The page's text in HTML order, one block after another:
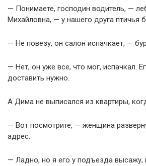
— Понимаете, господин водитель, —
Михайловна, — у нашего друга птичья
— Не повезу, он салон испачкает, —
— Нет, он уже все, что мог, испачкал.
доставить нужно.
А Дима не выписался из квартиры,
— Вот посмотрите, — женщина
адрес.
— Ладно, но я его у подъезда высажу,